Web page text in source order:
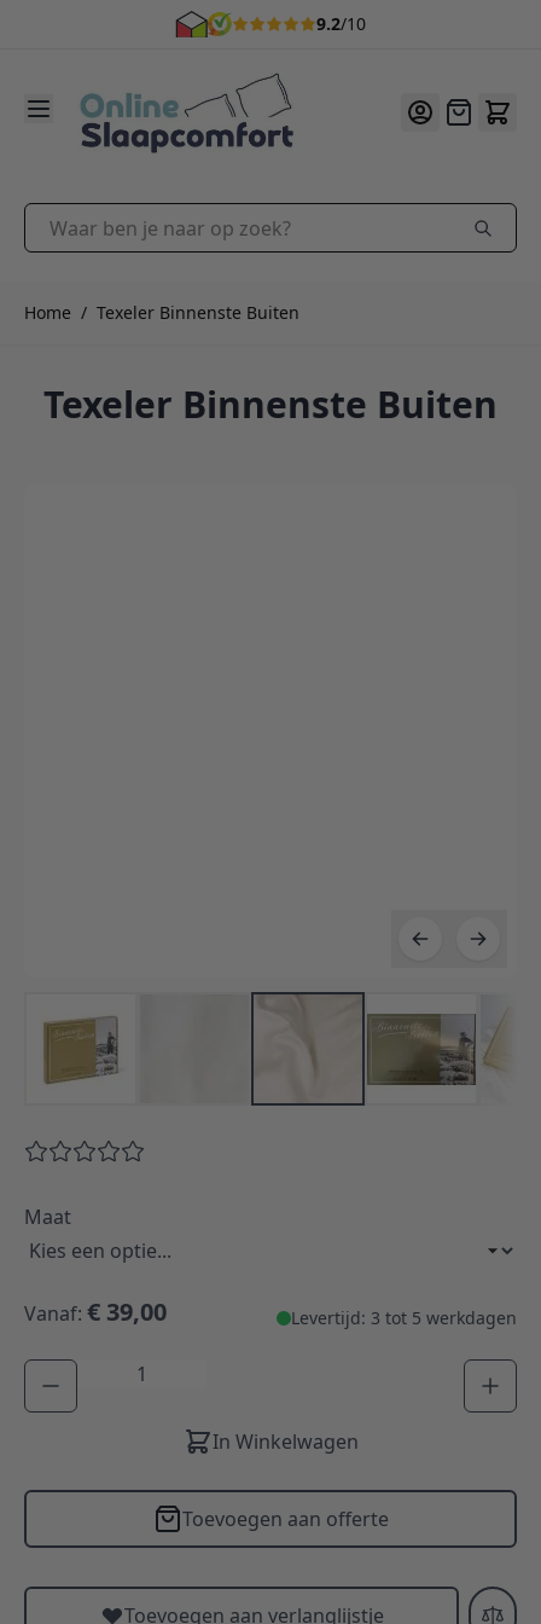
9.2/10
Offerte
Waar ben je naar op zoek?
Home / Texeler Binnenste Buiten
Texeler Binnenste Buiten
Maat
Vanaf: € 39,00 Levertijd: 3 tot 5 werkdagen
Aantal
In Winkelwagen
Toevoegen aan offerte
Toevoegen aan verlanglijstje